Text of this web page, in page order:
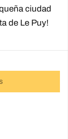
ciudad
de Le Puy!